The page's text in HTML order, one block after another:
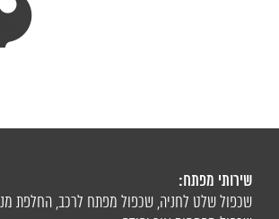
שירותי מפתח:
שכפול שלט לחניה, שכפול מפתח לרכב, החלפת